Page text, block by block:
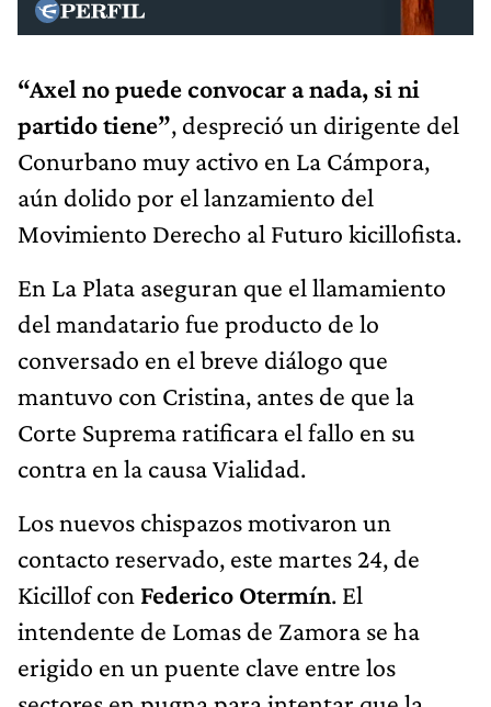
“Axel no puede convocar a nada, si ni
partido tiene”, despreció un dirigente del
Conurbano muy activo en La Cámpora,
aún dolido por el lanzamiento del
Movimiento Derecho al Futuro kicillofista.
En La Plata aseguran que el llamamiento
del mandatario fue producto de lo
conversado en el breve diálogo que
mantuvo con Cristina, antes de que la
Corte Suprema ratificara el fallo en su
contra en la causa Vialidad.
Los nuevos chispazos motivaron un
contacto reservado, este martes 24, de
Kicillof con Federico Otermín. El
intendente de Lomas de Zamora se ha
erigido en un puente clave entre los